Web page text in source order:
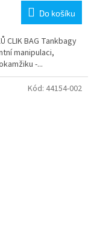
Do košíku
CLIK BAG Tankbagy
manipulaci,
-...
Kód: 44154-002